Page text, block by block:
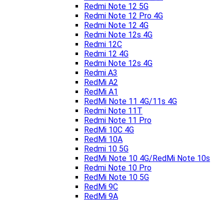
Redmi Note 12 5G
Redmi Note 12 Pro 4G
Redmi Note 12 4G
Redmi Note 12s 4G
Redmi 12C
Redmi 12 4G
Redmi Note 12s 4G
Redmi A3
RedMi A2
RedMi A1
RedMi Note 11 4G/11s 4G
Redmi Note 11T
Redmi Note 11 Pro
RedMi 10C 4G
RedMi 10A
Redmi 10 5G
RedMi Note 10 4G/RedMi Note 10s
Redmi Note 10 Pro
RedMi Note 10 5G
RedMi 9C
RedMi 9A